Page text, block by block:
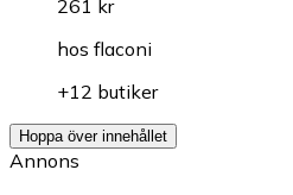
261 kr
hos flaconi
+12 butiker
Hoppa över innehållet
Annons